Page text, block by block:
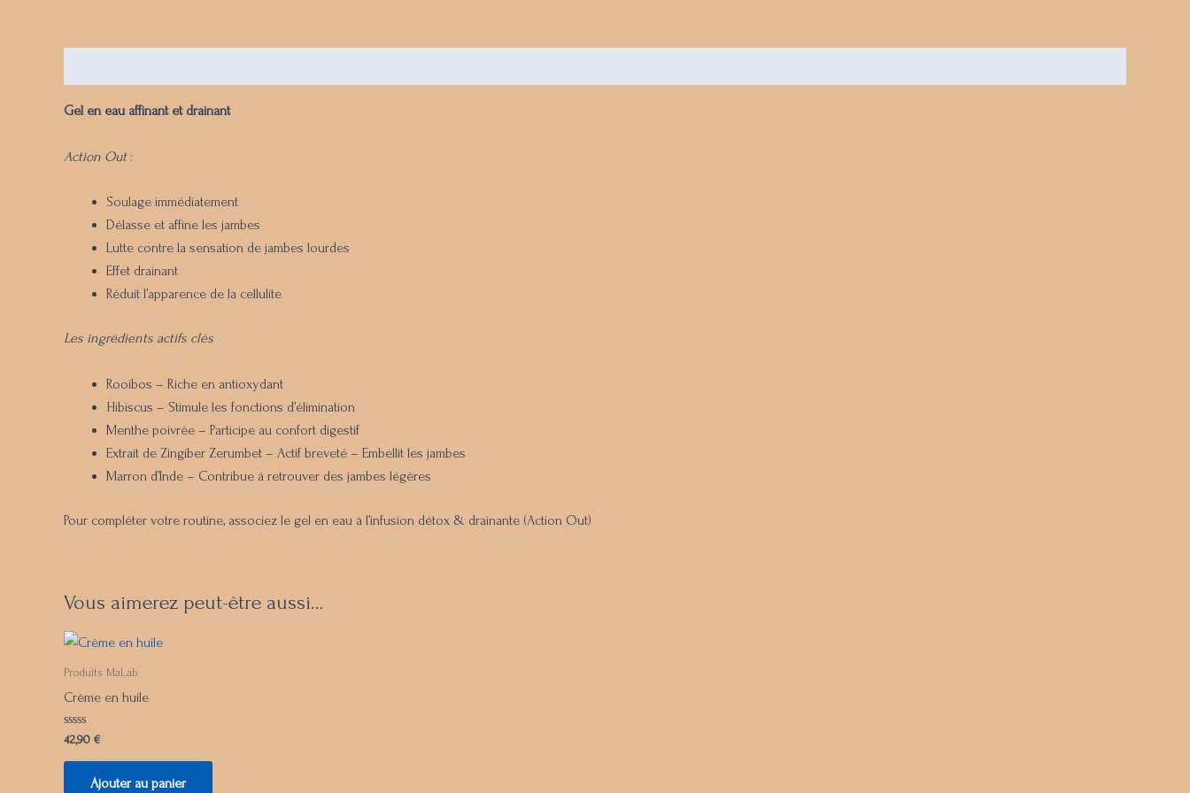
Gel en eau affinant et drainant
Action Out:
Soulage immédiatement
Délasse et affine les jambes
Lutte contre la sensation de jambes lourdes
Effet drainant
Réduit l’apparence de la cellulite
Les ingrédients actifs clés
Rooibos – Riche en antioxydant
Hibiscus – Stimule les fonctions d’élimination
Menthe poivrée – Participe au confort digestif
Extrait de Zingiber Zerumbet – Actif breveté – Embellit les jambes
Marron d’Inde – Contribue à retrouver des jambes légères
Pour compléter votre routine, associez le gel en eau à l’infusion détox & drainante (Action Out)
Vous aimerez peut-être aussi…
Produits MaLab
Crème en huile
Note
sur
42,90 €
Ajouter au panier